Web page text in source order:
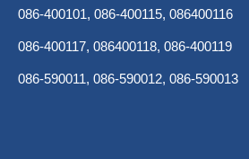
086-400101, 086-400115, 086400116
086-400117, 086400118, 086-400119
086-590011, 086-590012, 086-590013